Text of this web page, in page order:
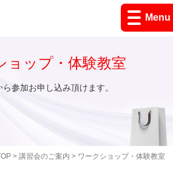
Menu
> 講習会のご案内 > ワークショップ・体験教室
ョップ・体験教室
参加お申し込み頂けます。